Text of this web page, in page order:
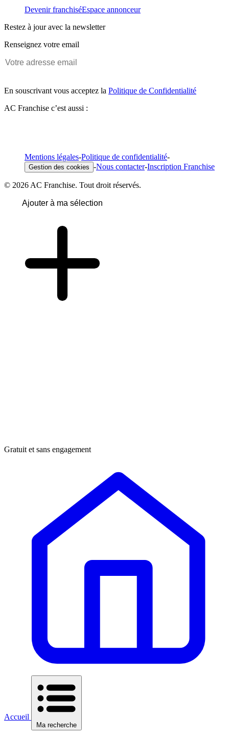
Devenir franchiséEspace annonceur
Restez à jour avec la newsletter
Renseignez votre email
En souscrivant vous acceptez la Politique de Confidentialité
AC Franchise c’est aussi :
Mentions légales-Politique de confidentialité-
Gestion des cookies -Nous contacter-Inscription Franchise
© 2026 AC Franchise. Tout droit réservés.
Ajouter à ma sélection
Gratuit et sans engagement
Accueil
Ma recherche